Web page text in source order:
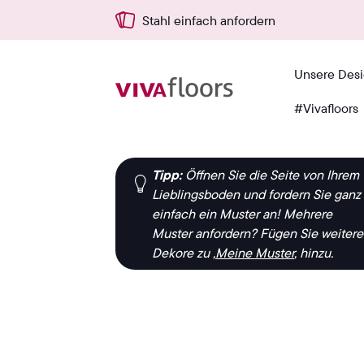
Stahl einfach anfordern
Unsere
#Vivafloors
Tipp: Öffnen Sie die Seite von Ihrem
Lieblingsboden und fordern Sie ganz
einfach ein Muster an! Mehrere
Muster anfordern?Fügen Sie weitere
Dekore zu ‚Meine Muster‚ hinzu.